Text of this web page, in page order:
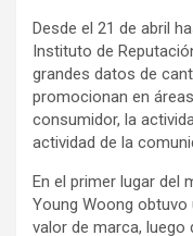
Desde el 21 de abril
Instituto de
grandes datos de
promocionan en
consumidor, la
actividad de la
En el primer lugar del
Young Woong
valor de marca, luego